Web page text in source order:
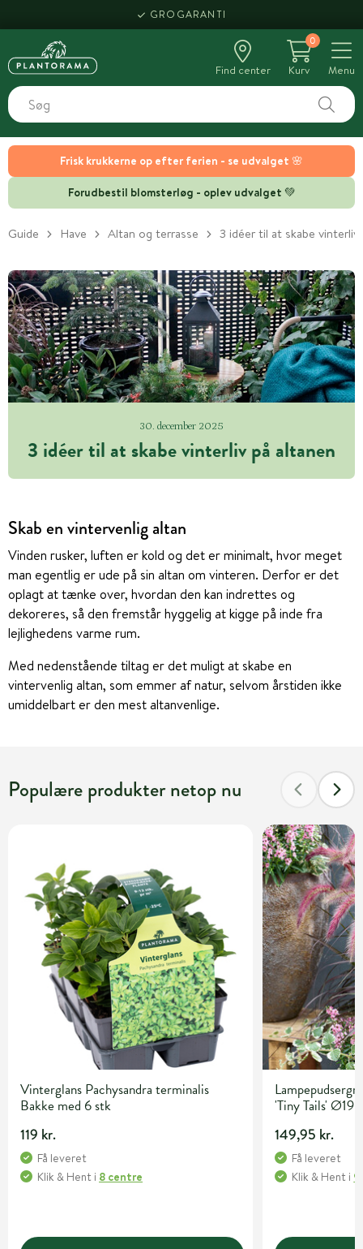
Frisk krukkerne op efter ferien - se udvalget 🌸
Forudbestil blomsterløg - oplev udvalget 💚
HENT SAMME DAG
Find center
0
Kurv
Menu
Guide Have Altan og terrasse 3 idéer til at skabe vinterliv
30. december 2025
3 idéer til at skabe vinterliv på altanen
Skab en vintervenlig altan
Vinden rusker, luften er kold og det er minimalt, hvor meget
man egentlig er ude på sin altan om vinteren. Derfor er det
oplagt at tænke over, hvordan den kan indrettes og
dekoreres, så den fremstår hyggelig at kigge på inde fra
lejlighedens varme rum.
Med nedenstående tiltag er det muligt at skabe en
vintervenlig altan, som emmer af natur, selvom årstiden ikke
umiddelbart er den mest altanvenlige.
Populære produkter netop nu
Vinterglans Pachysandra terminalis
Bakke med 6 stk
119 kr.
Få leveret
Klik & Hent i 8 centre
'Tiny Tails' Ø19
149,95 kr.
Få leveret
Klik & Hent i